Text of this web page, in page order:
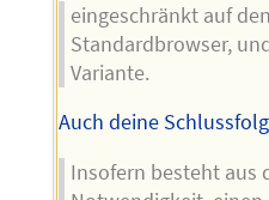
eingeschränkt auf
Standardbrowser,
Variante.
Auch deine
Insofern besteht aus